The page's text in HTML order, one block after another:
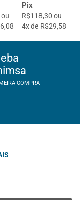
Pix
R$118,30 ou
4x de R$29,58
COMPRA